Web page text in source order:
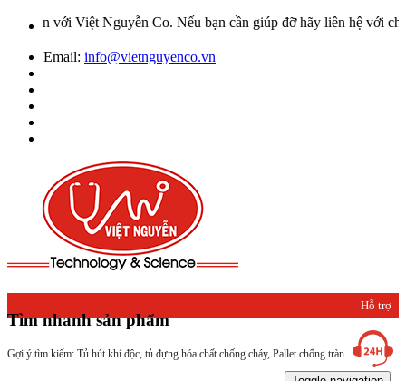
Việt Nguyễn Co. Nếu bạn cần giúp đỡ hãy liên hệ với chúng tôi
Email: info@vietnguyenco.vn
Tìm nhanh sản phẩm
Gợi ý tìm kiếm: Tủ hút khí độc, tủ đựng hóa chất chống cháy, Pallet chống tràn...
Hỗ trợ
khách
hàng